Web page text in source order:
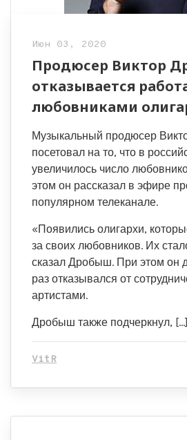
Июн 03, 2020
Продюсер Виктор
отказывается
любовниками
Музыкальный продюсер
посетовал на то, что в
увеличилось число
этом он рассказал в эфире
популярном телеканале.
«Появились олигархи,
за своих любовников. Их
сказал Дробыш. При этом он
раз отказывался от
артистами.
Дробыш также подчеркнул, […]
VitR